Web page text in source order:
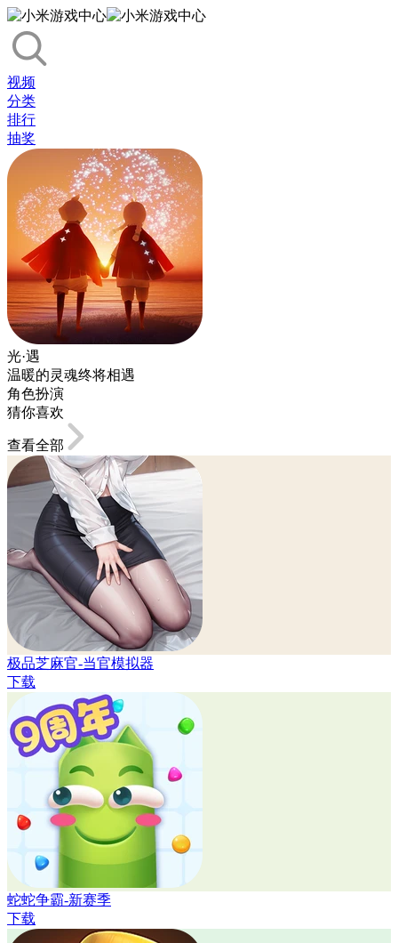
视频
分类
排行
抽奖
光·遇
温暖的灵魂终将相遇
角色扮演
猜你喜欢
查看全部
极品芝麻官-当官模拟器
下载
蛇蛇争霸-新赛季
下载